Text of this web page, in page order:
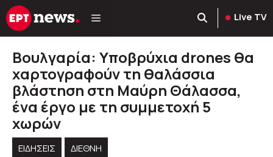
Μετάβαση
σε
Live TV
Βουλγαρία: Υποβρύχια drones θα
χαρτογραφούν τη θαλάσσια
βλάστηση στη Μαύρη Θάλασσα,
ένα έργο με τη συμμετοχή 5
χωρών
ΕΙΔΗΣΕΙΣ
ΔΙΕΘΝΗ